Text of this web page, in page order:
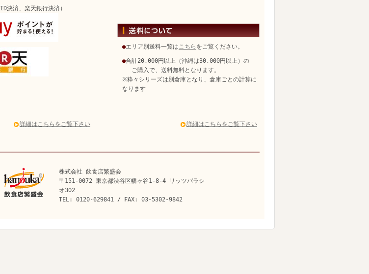
決済、楽天銀行決済）
詳細はこちらをご覧下さい
●エリア別送料一覧はこちら をご覧ください。
●合計20,000円以上（沖縄は30,000円以上）の
ご購入で、送料無料となります。
※粋々シリーズは別倉庫となり、倉庫ごとの計算に
なります
詳細はこちらをご覧下さい
株式会社 飲食店繁盛会
〒151-0072 東京都渋谷区幡ヶ谷1-8-4 リッツパラシ
オ302
TEL: 0120-629841 / FAX: 03-5302-9842